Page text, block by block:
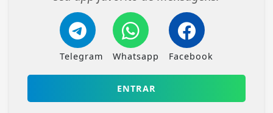
NOSSAS NOTÍCIAS NO CELULAR
Receba as notícias do AbdallahNews no